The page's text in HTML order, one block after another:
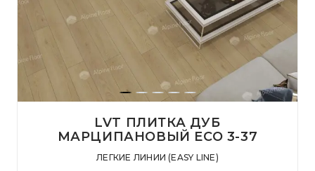
LVT ПЛИТКА ДУБ
МАРЦИПАНОВЫЙ ЕСО 3-37
ЛЕГКИЕ ЛИНИИ (EASY LINE)